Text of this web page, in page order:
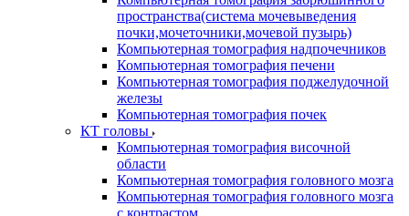
пространства(система мочевыведения
почки,мочеточники,мочевой пузырь)
Компьютерная томография надпочечников
Компьютерная томография печени
Компьютерная томография поджелудочной
железы
Компьютерная томография почек
КТ головы
Компьютерная томография височной
области
Компьютерная томография головного мозга
Компьютерная томография головного мозга
с контрастом